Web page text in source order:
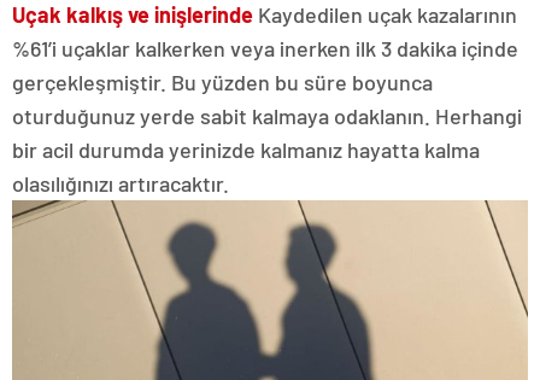
Uçak kalkış ve inişlerinde Kaydedilen uçak kazalarının
%61’i uçaklar kalkerken veya inerken ilk 3 dakika içinde
gerçekleşmiştir. Bu yüzden bu süre boyunca
oturduğunuz yerde sabit kalmaya odaklanın. Herhangi
bir acil durumda yerinizde kalmanız hayatta kalma
olasılığınızı artıracaktır.